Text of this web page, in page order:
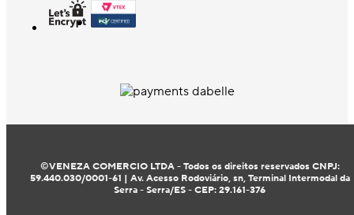
©VENEZA COMERCIO LTDA - Todos os direitos reservados CNPJ:
59.440.030/0001-61 | Av. Acesso Rodoviário, sn, Terminal Intermodal da
Serra - Serra/ES - CEP: 29.161-376